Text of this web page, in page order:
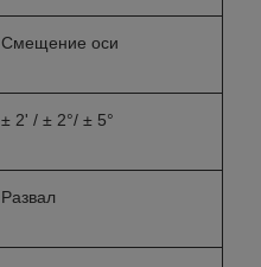
Смещение оси
± 2' / ± 2°/ ± 5°
Развал